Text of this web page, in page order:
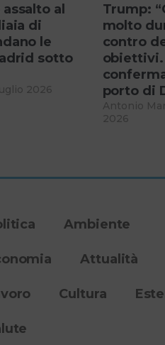
al
di
le
sotto
2026
Trump:
molto
contro
obiettivi.
porto di
Antonio
2026
Ambiente
Attualità
Cultura